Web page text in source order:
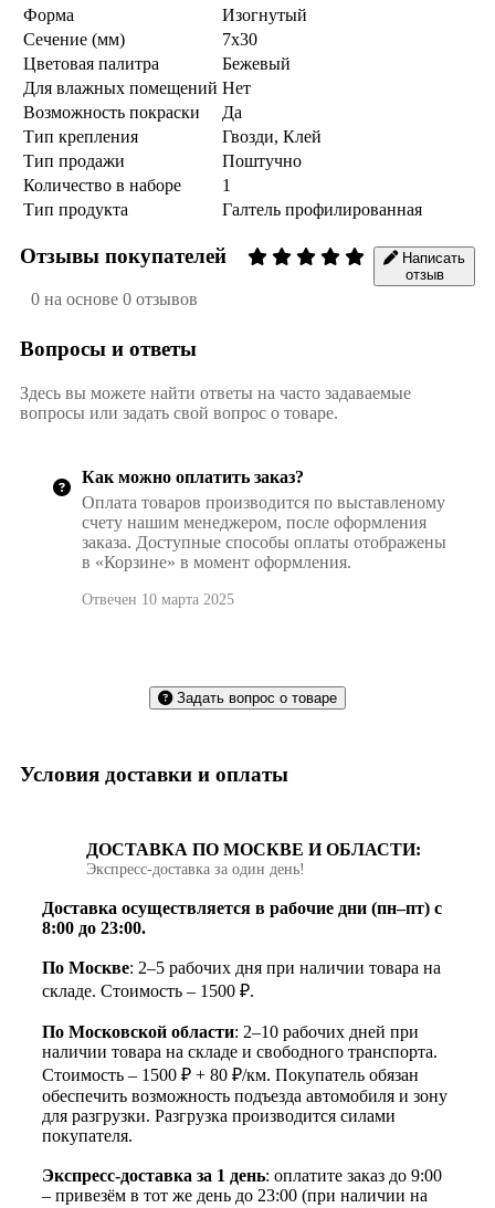
Форма
Изогнутый
Сечение (мм)
7х30
Цветовая палитра
Бежевый
Для влажных помещений Нет
Возможность покраски
Да
Тип крепления
Гвозди, Клей
Тип продажи
Поштучно
Количество в наборе
1
Тип продукта
Галтель профилированная
Отзывы покупателей
0 на основе 0 отзывов
Написать
отзыв
Вопросы и ответы
Здесь вы можете найти ответы на часто задаваемые
вопросы или задать свой вопрос о товаре.
Как можно оплатить заказ?
Оплата товаров производится по выставленому
счету нашим менеджером, после оформления
заказа. Доступные способы оплаты отображены
в «Корзине» в момент оформления.
Отвечен 10 марта 2025
Задать вопрос о товаре
Условия доставки и оплаты
ДОСТАВКА ПО МОСКВЕ И ОБЛАСТИ:
Экспресс‑доставка за один день!
Доставка осуществляется в рабочие дни (пн–пт) с
8:00 до 23:00.
По Москве: 2–5 рабочих дня при наличии товара на
складе. Стоимость – 1500 ₽.
По Московской области: 2–10 рабочих дней при
наличии товара на складе и свободного транспорта.
Стоимость – 1500 ₽ + 80 ₽/км. Покупатель обязан
обеспечить возможность подъезда автомобиля и зону
для разгрузки. Разгрузка производится силами
покупателя.
Экспресс-доставка за 1 день: оплатите заказ до 9:00
– привезём в тот же день до 23:00 (при наличии на